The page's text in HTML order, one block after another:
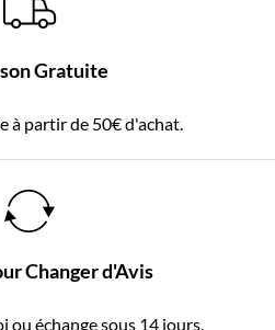
Gratuite
à partir de 50€ d'achat.
Changer d'Avis
ou échange sous 14 jours.